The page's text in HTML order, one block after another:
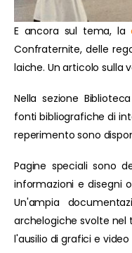
E ancora sul tema, la
Confraternite, delle
laiche. Un articolo sulla
Nella sezione
fonti bibliografiche di
reperimento sono
Pagine speciali sono
informazioni e disegni
Un'ampia
archelogiche svolte nel
l'ausilio di grafici e